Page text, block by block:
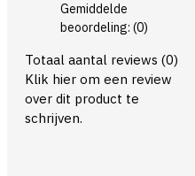
Gemiddelde
beoordeling: (0)
Totaal aantal reviews (0)
Klik hier om een review
over dit product te
schrijven.